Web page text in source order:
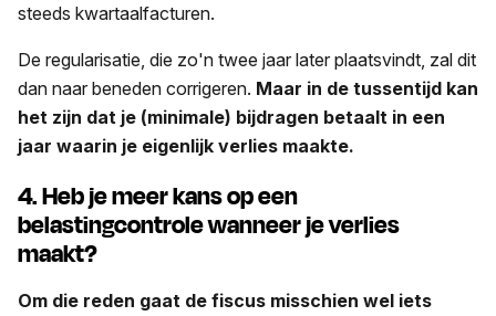
steeds kwartaalfacturen.
De regularisatie, die zo'n twee jaar later plaatsvindt, zal dit
dan naar beneden corrigeren. Maar in de tussentijd kan
het zijn dat je (minimale) bijdragen betaalt in een
jaar waarin je eigenlijk verlies maakte.
4. Heb je meer kans op een
belastingcontrole wanneer je verlies
maakt?
Om die reden gaat de fiscus misschien wel iets